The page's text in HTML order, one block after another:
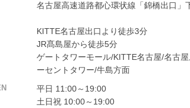
名古屋高速道路都心環状線「錦橋出口」
KITTE名古屋出口より徒歩3分
JR髙島屋から徒歩5分
ゲートタワーモール/KITTE名古屋/名古
ーセントタワー/牛島方面
平日 11:00～19:00
土日祝 10:00～19:00